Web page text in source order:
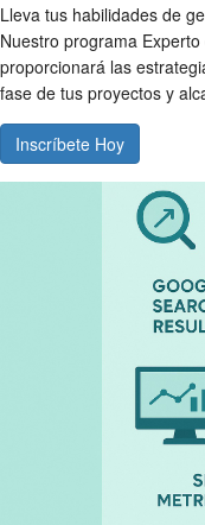
Lleva tus habilidades de
Nuestro programa
proporcionará las
fase de tus proyectos y
Inscríbete Hoy